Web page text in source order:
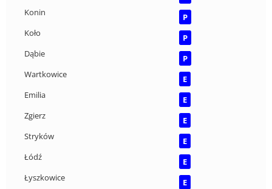
Konin
P
Koło
P
Dąbie
P
Wartkowice
E
Emilia
E
Zgierz
E
Stryków
E
Łódź
E
Łyszkowice
E